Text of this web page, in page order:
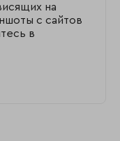
на
с сайтов
в